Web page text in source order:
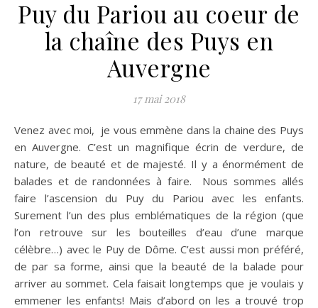
Puy du Pariou au coeur de
la chaîne des Puys en
Auvergne
17 mai 2018
Venez avec moi, je vous emmène dans la chaine des Puys
en Auvergne. C’est un magnifique écrin de verdure, de
nature, de beauté et de majesté. Il y a énormément de
balades et de randonnées à faire. Nous sommes allés
faire l’ascension du Puy du Pariou avec les enfants.
Surement l’un des plus emblématiques de la région (que
l’on retrouve sur les bouteilles d’eau d’une marque
célèbre…) avec le Puy de Dôme. C’est aussi mon préféré,
de par sa forme, ainsi que la beauté de la balade pour
arriver au sommet. Cela faisait longtemps que je voulais y
emmener les enfants! Mais d’abord on les a trouvé trop